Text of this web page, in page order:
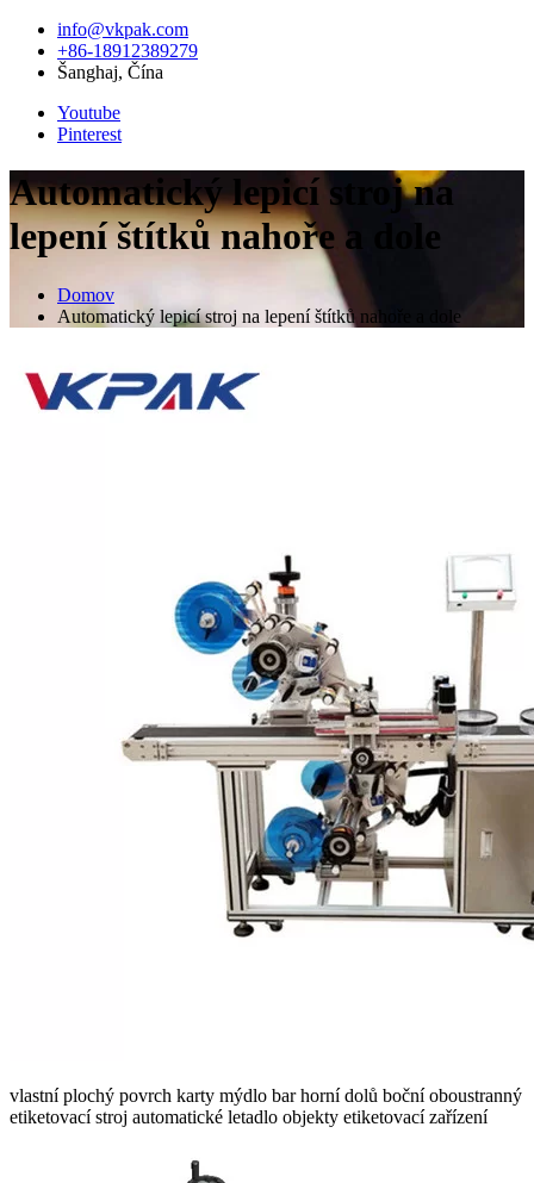
info@vkpak.com
+86-18912389279
Šanghaj, Čína
Youtube
Pinterest
Automatický lepicí stroj na
lepení štítků nahoře a dole
Domov
Automatický lepicí stroj na lepení štítků nahoře a dole
vlastní plochý povrch karty mýdlo bar horní dolů boční oboustranný
etiketovací stroj automatické letadlo objekty etiketovací zařízení